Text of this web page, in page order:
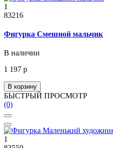
1
83216
Фигурка Смешной мальчик
В наличии
1 197 р
В корзину
БЫСТРЫЙ ПРОСМОТР
(0)
1